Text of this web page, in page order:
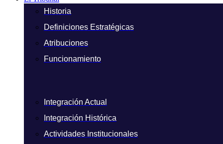
Historia
Definiciones Estratégicas
Atribuciones
Funcionamiento
Integración Actual
Integración Histórica
Actividades Institucionales